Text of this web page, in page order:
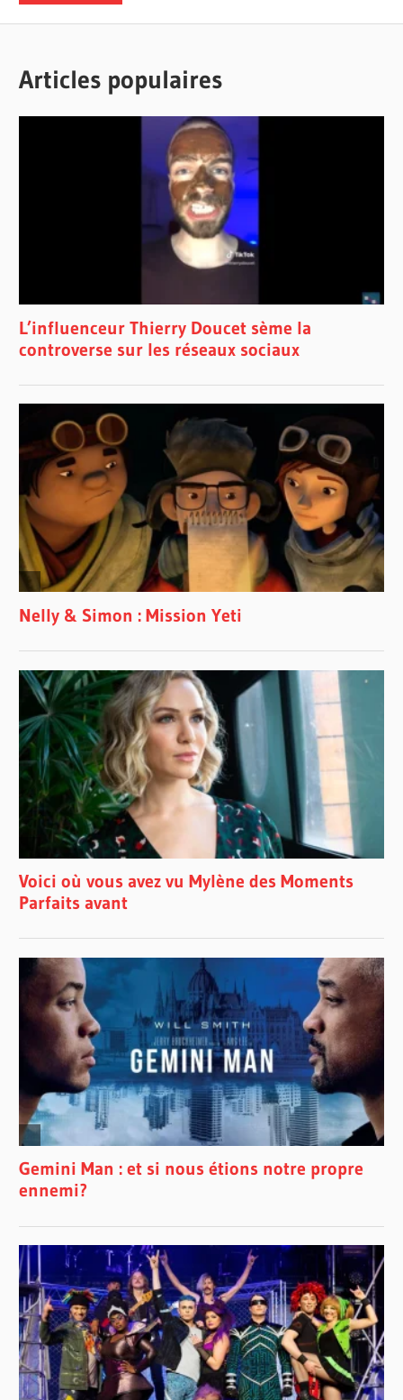
Articles populaires